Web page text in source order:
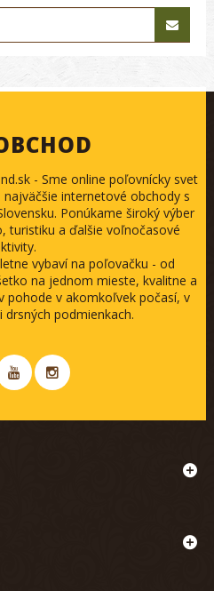
- Sme online poľovnícky svet
internetové obchody s
Ponúkame široký výber
turistiku a ďalšie voľnočasové
vybaví na poľovačku - od
na jednom mieste, kvalitne a
pohode v akomkoľvek počasí, v
podmienkach.